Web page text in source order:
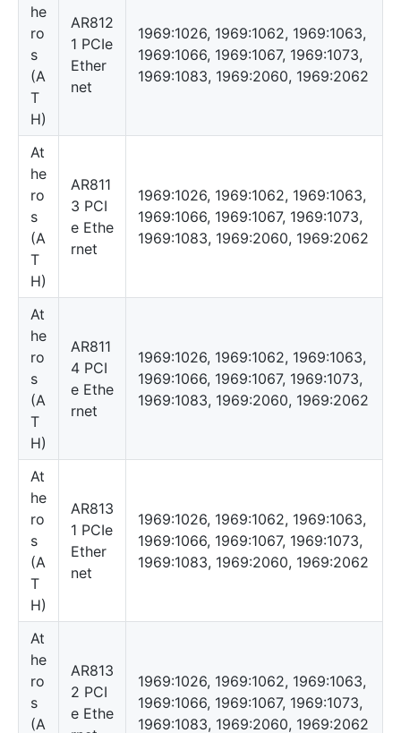
he
ro
s
(A
T
H)
AR812
1 PCIe
Ether
net
1969:1026, 1969:1062, 1969:1063,
1969:1066, 1969:1067, 1969:1073,
1969:1083, 1969:2060, 1969:2062
At
he
ro
s
(A
T
H)
AR811
3 PCI
e Ethe
rnet
1969:1026, 1969:1062, 1969:1063,
1969:1066, 1969:1067, 1969:1073,
1969:1083, 1969:2060, 1969:2062
At
he
ro
s
(A
T
H)
AR811
4 PCI
e Ethe
rnet
1969:1026, 1969:1062, 1969:1063,
1969:1066, 1969:1067, 1969:1073,
1969:1083, 1969:2060, 1969:2062
At
he
ro
s
(A
T
H)
AR813
1 PCIe
Ether
net
1969:1026, 1969:1062, 1969:1063,
1969:1066, 1969:1067, 1969:1073,
1969:1083, 1969:2060, 1969:2062
At
he
ro
s
(A
AR813
2 PCI
e Ethe
1969:1026, 1969:1062, 1969:1063,
1969:1066, 1969:1067, 1969:1073,
1969:1083, 1969:2060, 1969:2062